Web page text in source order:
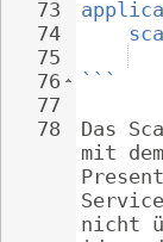
73
74
75
76
77
78
```
Das
mit
nicht